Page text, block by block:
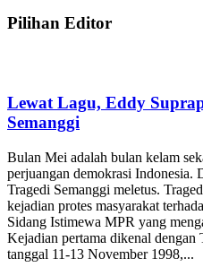
Pilihan Editor
Lewat Lagu, Eddy
Semanggi
Bulan Mei adalah bulan kelam
perjuangan demokrasi Indonesia.
Tragedi Semanggi meletus.
kejadian protes masyarakat
Sidang Istimewa MPR yang
Kejadian pertama dikenal dengan
tanggal 11-13 November 1998,...